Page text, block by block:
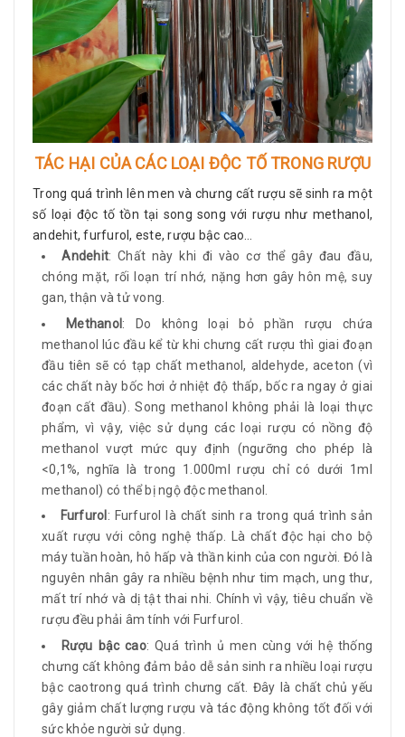
TÁC HẠI CỦA CÁC LOẠI ĐỘC TỐ TRONG RƯỢU
Trong quá trình lên men và chưng cất rượu sẽ sinh ra một
số loại độc tố tồn tại song song với rượu như methanol,
andehit, furfurol, este, rượu bậc cao…
Andehit: Chất này khi đi vào cơ thể gây đau đầu,
chóng mặt, rối loạn trí nhớ, nặng hơn gây hôn mệ, suy
gan, thận và tử vong.
Methanol: Do không loại bỏ phần rượu chứa
methanol lúc đầu kể từ khi chưng cất rượu thì giai đoạn
đầu tiên sẽ có tạp chất methanol, aldehyde, aceton (vì
các chất này bốc hơi ở nhiệt độ thấp, bốc ra ngay ở giai
đoạn cất đầu). Song methanol không phải là loại thực
phẩm, vì vậy, việc sử dụng các loại rượu có nồng độ
methanol vượt mức quy định (ngưỡng cho phép là
<0,1%, nghĩa là trong 1.000ml rượu chỉ có dưới 1ml
methanol) có thể bị ngộ độc methanol.
Furfurol : Furfurol là chất sinh ra trong quá trình sản
xuất rượu với công nghệ thấp. Là chất độc hại cho bộ
máy tuần hoàn, hô hấp và thần kinh của con người. Đó là
nguyên nhân gây ra nhiều bệnh như tim mạch, ung thư,
mất trí nhớ và dị tật thai nhi. Chính vì vậy, tiêu chuẩn về
rượu đều phải âm tính với Furfurol.
Rượu bậc cao: Quá trình ủ men cùng với hệ thống
chưng cất không đảm bảo dễ sản sinh ra nhiều loại rượu
bậc caotrong quá trình chưng cất. Đây là chất chủ yếu
gây giảm chất lượng rượu và tác động không tốt đối với
sức khỏe người sử dụng.